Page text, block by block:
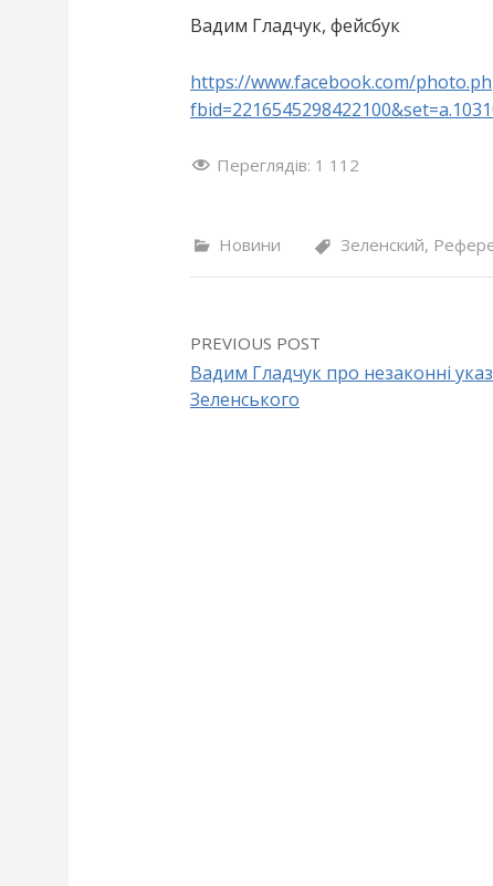
Вадим Гладчук, фейсбук
https://www.facebook.com/
Переглядів: 1 112
Новини Зеленский,
PREVIOUS POST
Вадим Гладчук про незаконні
Зеленського